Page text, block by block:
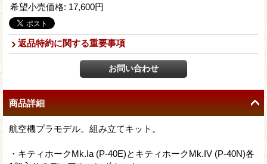
希望小売価格: 17,600円
返品特約に関する重要事項
商品詳細
航空機プラモデル。組み立てキット。
・キティホークMk.Ia (P-40E)とキティホークMk.IV (P-40N)各